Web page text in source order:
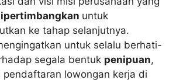
untuk
ke tahap selanjutnya.
untuk selalu berhati-
segala bentuk penipuan,
pendaftaran lowongan kerja di